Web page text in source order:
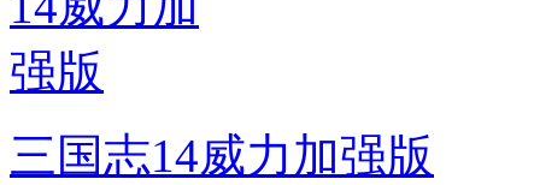
三国志14威力加强版